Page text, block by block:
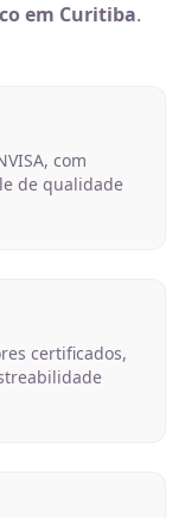
em Curitiba.
com
de qualidade
certificados,